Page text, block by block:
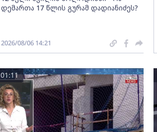
დემართა 17 წლის გურამ დადიანიძეს?
2026/08/06 14:21
01:11